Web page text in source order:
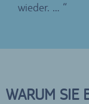
wieder. …
WARUM SIE